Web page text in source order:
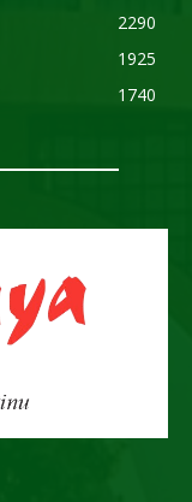
2290
1925
1740